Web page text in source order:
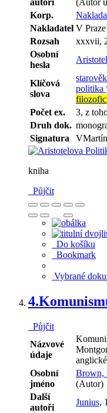
autoři
(Autor
Korp.
Nakladatel V
Rozsah
xxxvii,
Osobní
hesla
Klíčová
slova
politika
Počet ex.
3, z
Druh dok.
Signatura
kniha
Půjčit
Do košíku
Bookmark
Vybrané
4.
Půjčit
Názvové
údaje
Osobní
jméno
Brown,
(Autor)
Další
autoři
Junius,